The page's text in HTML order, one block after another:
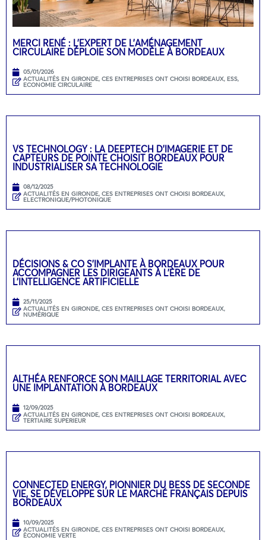
MERCI RENÉ : L’EXPERT DE L’AMÉNAGEMENT
CIRCULAIRE DÉPLOIE SON MODÈLE À BORDEAUX
05/01/2026
ACTUALITÉS EN GIRONDE, CES ENTREPRISES ONT CHOISI BORDEAUX, ESS,
ECONOMIE CIRCULAIRE
VS TECHNOLOGY : LA DEEPTECH D’IMAGERIE ET DE
CAPTEURS DE POINTE CHOISIT BORDEAUX POUR
INDUSTRIALISER SA TECHNOLOGIE
08/12/2025
ACTUALITÉS EN GIRONDE, CES ENTREPRISES ONT CHOISI BORDEAUX,
ELECTRONIQUE/PHOTONIQUE
DÉCISIONS & CO S’IMPLANTE À BORDEAUX POUR
ACCOMPAGNER LES DIRIGEANTS À L’ÈRE DE
L’INTELLIGENCE ARTIFICIELLE
25/11/2025
ACTUALITÉS EN GIRONDE, CES ENTREPRISES ONT CHOISI BORDEAUX,
NUMÉRIQUE
ALTHÉA RENFORCE SON MAILLAGE TERRITORIAL AVEC
UNE IMPLANTATION À BORDEAUX
12/09/2025
ACTUALITÉS EN GIRONDE, CES ENTREPRISES ONT CHOISI BORDEAUX,
TERTIAIRE SUPERIEUR
CONNECTED ENERGY, PIONNIER DU BESS DE SECONDE
VIE, SE DÉVELOPPE SUR LE MARCHÉ FRANÇAIS DEPUIS
BORDEAUX
10/09/2025
ACTUALITÉS EN GIRONDE, CES ENTREPRISES ONT CHOISI BORDEAUX,
ÉCONOMIE VERTE